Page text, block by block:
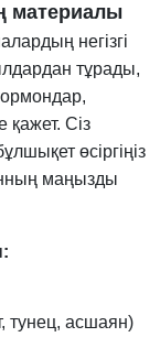
материалы
негізгі
тұрады,
қажет. Сіз
өсіргіңіз
маңызды
тунец, асшаян)